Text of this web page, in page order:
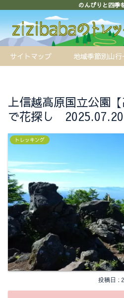
のんびりと四季
サイトマップ 地域季節別山行
上信越高原国立公園
で花探し 2025.07.20
トレッキング